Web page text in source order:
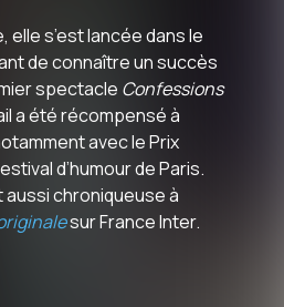
elle s’est lancée dans le
de connaître un succès
spectacle Confessions
a été récompensé à
avec le Prix
d’humour de Paris.
aussi chroniqueuse à
sur France Inter.